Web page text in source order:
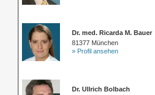
Dr. med. Ricarda M. Bauer
81377 München
» Profil ansehen
Dr. Ullrich Bolbach